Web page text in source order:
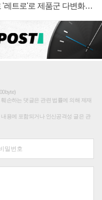
'레트로'로 제품군 다변화
손하는 댓글은 관련 법률에 의해 제재
용에 포함되거나 인신공격성 글은 관